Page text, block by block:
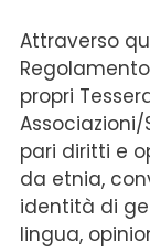
Attraverso
propri
pari diritti e
da etnia,
identità di
lingua,